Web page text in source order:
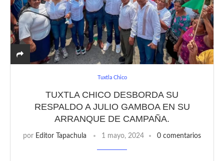
Tuxtla Chico
TUXTLA CHICO DESBORDA SU
RESPALDO A JULIO GAMBOA EN SU
ARRANQUE DE CAMPAÑA.
por Editor Tapachula 1 mayo, 2024 0 comentarios